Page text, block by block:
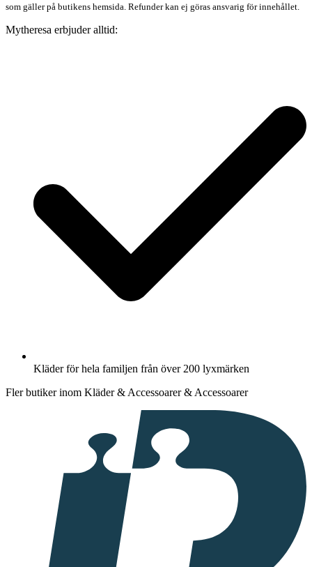
som gäller på butikens hemsida. Refunder kan ej göras ansvarig för innehållet.
Mytheresa erbjuder alltid:
Kläder för hela familjen från över 200 lyxmärken
Fler butiker inom Kläder & Accessoarer & Accessoarer